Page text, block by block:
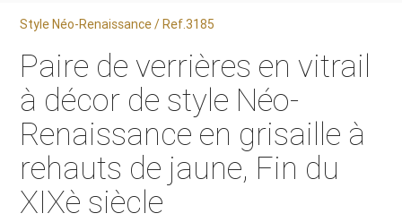
Style Néo-Renaissance / Ref.3185
Paire de verrières en vitrail
à décor de style Néo-
Renaissance en grisaille à
rehauts de jaune, Fin du
XIXè siècle